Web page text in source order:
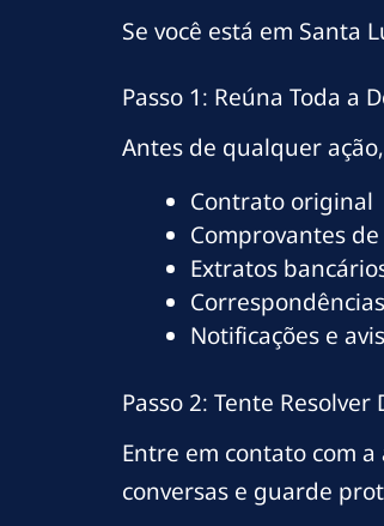
Se você está em Santa
Passo 1: Reúna Toda a
Antes de qualquer
Contrato original
Comprovantes
Extratos
Notificações e
Passo 2: Tente
Entre em contato com
conversas e guarde